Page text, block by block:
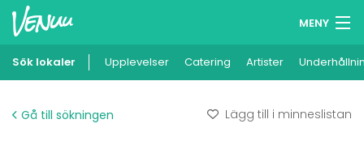
MENY
Minneslista
Sök lokaler Upplevelser Catering Artister
Gå till sökningen Lägg till i minneslistan